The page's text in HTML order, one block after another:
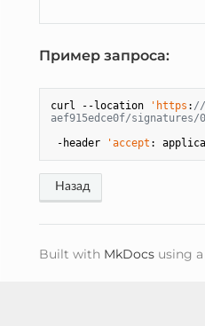
Пример запроса:
curl --location 'https : //
aef915edce0f/signatures/
-header
'accept
Built with MkDocs using